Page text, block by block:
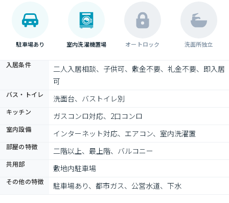
駐車場あり 室内洗濯機置場 オートロック 洗面所独立
入居条件
二人入居相談、子供可、敷金不要、礼金不要、即入居
可
バス・トイレ 洗面台、バストイレ別
キッチン ガスコンロ対応、2口コンロ
室内設備 インターネット対応、エアコン、室内洗濯置
部屋の特徴 二階以上、最上階、バルコニー
共用部 敷地内駐車場
その他の特徴 駐車場あり、都市ガス、公営水道、下水